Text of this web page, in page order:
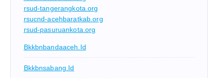
rsud-tangerangkota.org
rsucnd-acehbaratkab.org
rsud-pasuruankota.org
Bkkbnbandaaceh.id
Bkkbnsabang.id